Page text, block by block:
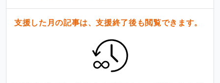
支援した月の記事は、支援終了後も閲覧できます。